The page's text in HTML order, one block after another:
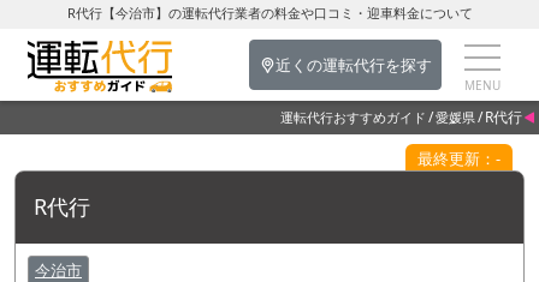
R代行【今治市】の運転代行業者の料金や口コミ・迎車料金について
近くの運転代行を探す
運転代行おすすめガイド 愛媛県 R代行
最終更新：-
R代行
今治市